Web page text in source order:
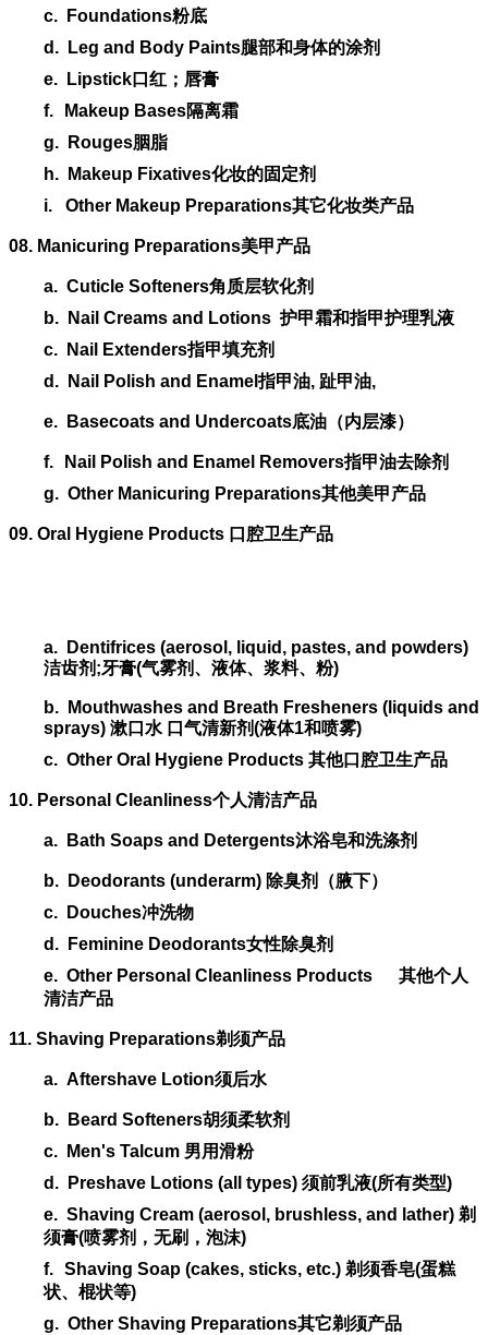
c. Foundations粉底
d.
Leg and Body Paints腿部和身体的涂剂
e.
Lipstick口红；唇膏
f.
Makeup Bases隔离霜
g.
Rouges胭脂
h.
Makeup Fixatives化妆的固定剂
i.
Other Makeup Preparations其它化妆类产品
08. Manicuring Preparations美甲产品
a. Cuticle Softeners角质层软化剂
b.
Nail Creams and Lotions 护甲霜和指甲护理乳液
c.
Nail Extenders指甲填充剂
d.
Nail Polish and Enamel 指甲油, 趾甲油,
e. Basecoats and Undercoats底油（内层漆）
f. Nail Polish and Enamel Removers指甲油去除剂
g. Other Manicuring Preparations其他美甲产品
09. Oral Hygiene Products 口腔卫生产品
a.
Dentifrices (aerosol, liquid, pastes, and powders)
洁齿剂 ;牙膏(气雾剂、液体、浆料、粉)
b.
Mouthwashes and Breath Fresheners (liquids and
sprays) 漱口水 口气清新剂(液体1和喷雾)
c. Other Oral Hygiene Products 其他口腔卫生产品
10. Personal Cleanliness个人清洁产品
a. Bath Soaps and Detergents沐浴皂和洗涤剂
b. Deodorants (underarm) 除臭剂（腋下）
c.
Douches冲洗物
d.
Feminine Deodorants女性除臭剂
e. Other Personal Cleanliness Products 其他个人
清洁产品
11. Shaving Preparations剃须产品
a. Aftershave Lotion须后水
b. Beard Softeners胡须柔软剂
c.
Men's Talcum 男用滑粉
d.
Preshave Lotions (all types) 须前乳液(所有类型)
e. Shaving Cream (aerosol, brushless, and lather) 剃
须膏(喷雾剂，无刷，泡沫)
f. Shaving Soap (cakes, sticks, etc.) 剃须香皂(蛋糕
状、棍状等)
g. Other Shaving Preparations其它剃须产品